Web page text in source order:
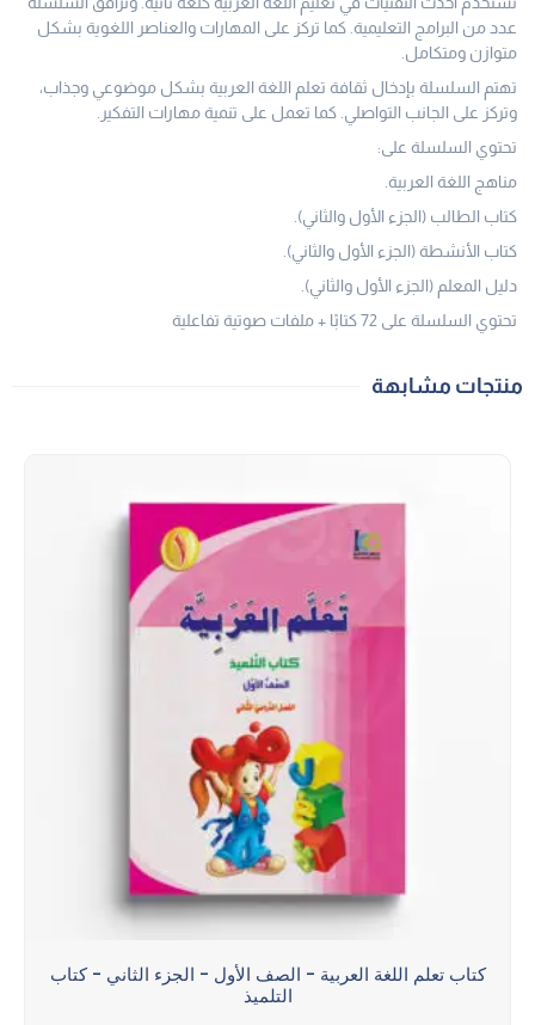
عدد من البرامج التعليمية. كما تركز على المهارات والعناصر اللغوية بشكل
متوازن ومتكامل.
تهتم السلسلة بإدخال ثقافة تعلم اللغة العربية بشكل موضوعي وجذاب،
وتركز على الجانب التواصلي. كما تعمل على تنمية مهارات التفكير.
تحتوي السلسلة على:
مناهج اللغة العربية.
كتاب الطالب (الجزء الأول والثاني).
كتاب الأنشطة (الجزء الأول والثاني).
دليل المعلم (الجزء الأول والثاني).
تحتوي السلسلة على 72 كتابًا + ملفات صوتية تفاعلية
منتجات مشابهة
كتاب تعلم اللغة العربية - الصف الأول - الجزء الثاني - كتاب
التلميذ